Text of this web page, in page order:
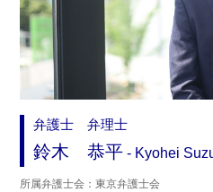
弁護士 弁理士
鈴木 恭平 Kyohei
所属弁護士会：東京弁護士会